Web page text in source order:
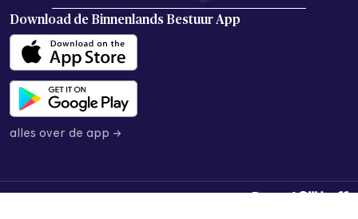
Download de Binnenlands Bestuur App
alles over de app →